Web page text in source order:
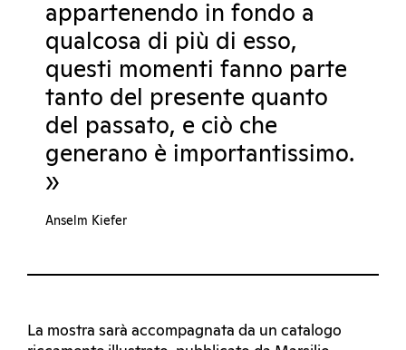
appartenendo in fondo a
qualcosa di più di esso,
questi momenti fanno parte
tanto del presente quanto
del passato, e ciò che
generano è importantissimo.
»
Anselm Kiefer
La mostra sarà accompagnata da un catalogo